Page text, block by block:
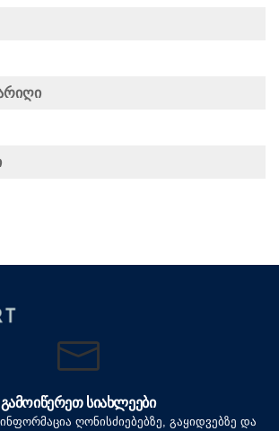
ᲒᲐᲛᲝᲘᲬᲔᲠᲔᲗ ᲡᲘᲐᲮᲚᲔᲔᲑᲘ
ღონისძიებებზე, გაყიდვებზე და